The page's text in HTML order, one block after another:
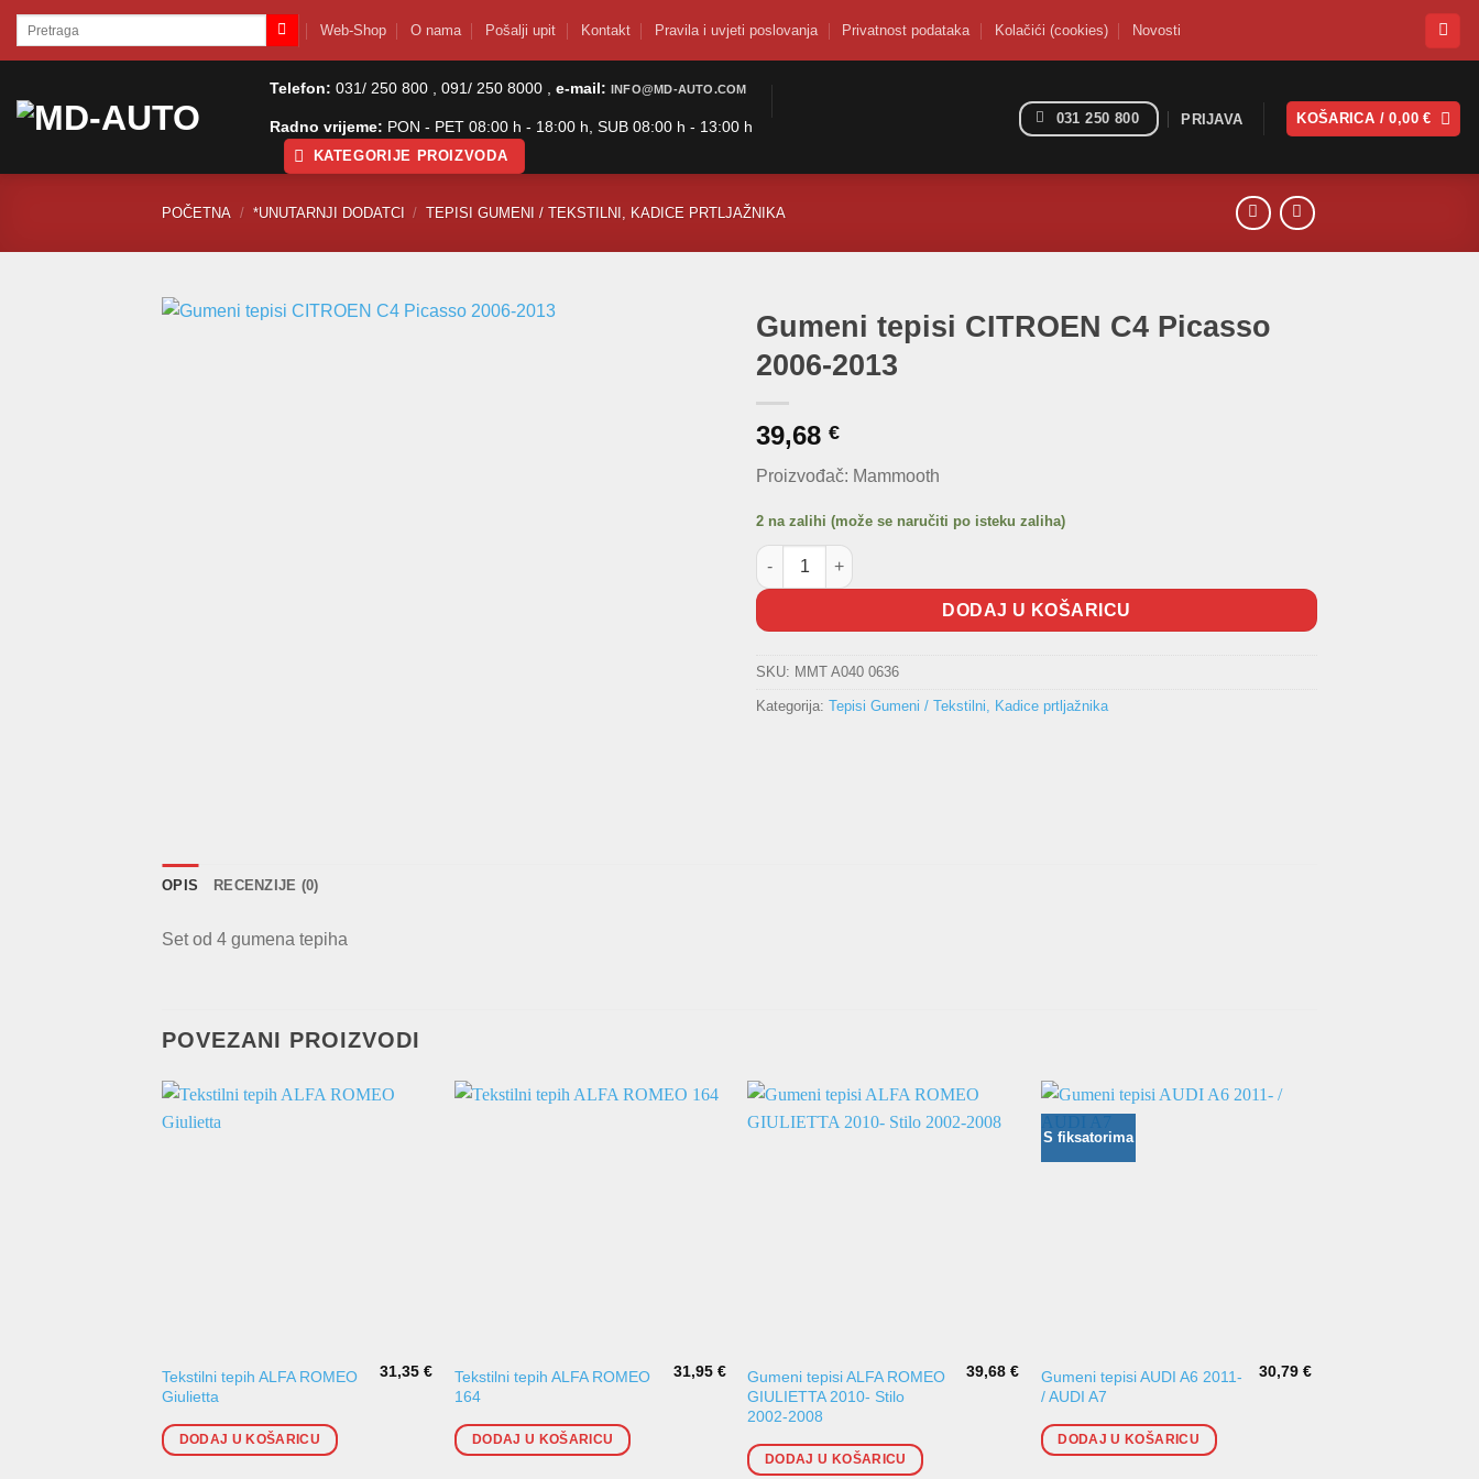
SkipPretraži: Web-Shop O nama Pošalji upit Kontakt Pravila i uvjeti poslovanja Privatnost podataka Kolačići (cookies) Novosti
Telefon: 031/ 250 800 , 091/ 250 8000 , e-mail: INFO@MD-AUTO.COM
Radno vrijeme: PON - PET 08:00 h - 18:00 h, SUB 08:00 h - 13:00 h
KATEGORIJE PROIZVODA
031 250 800 PRIJAVA KOŠARICA /0,00€
POČETNA / *UNUTARNJI DODATCI / TEPISI GUMENI / TEKSTILNI, KADICE PRTLJAŽNIKA
Gumeni tepisi CITROEN C4 Picasso
2006-2013
39,68 €
Proizvođač: Mammooth
2 na zalihi (može se naručiti po isteku zaliha)
Gumeni tepisi CITROEN C4 Picasso 2006-2013 količina
DODAJ U KOŠARICU
SKU: MMT A040 0636
Kategorija: Tepisi Gumeni / Tekstilni, Kadice prtljažnika
OPIS RECENZIJE (0)
Set od 4 gumena tepiha
POVEZANI PROIZVODI
Tekstilni tepih ALFA ROMEO
Giulietta
31,35€
DODAJ U KOŠARICU
Tekstilni tepih ALFA ROMEO
164
31,95 €
DODAJ U KOŠARICU
Gumeni tepisi ALFA ROMEO
GIULIETTA 2010- Stilo
2002-2008
39,68 €
DODAJ U KOŠARICU
S fiksatorima
Gumeni tepisi AUDI A6 2011-
/ AUDI A7
30,79€
DODAJ U KOŠARICU